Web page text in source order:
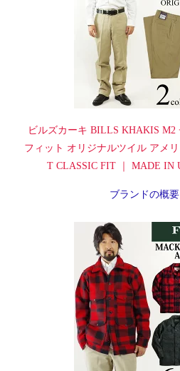
ビルズカーキ BILLS KHAKIS M2
フィット オリジナルツイル アメ
T CLASSIC FIT ｜ MADE IN
ブランドの概